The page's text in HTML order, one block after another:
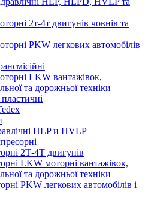
2т-4т двигунів човнів та
PKW легкових автомобілів
LKW вантажівок,
та дорожньої техніки
HLP и HVLP
2Т-4Т двигунів
LKW моторні вантажівок,
та дорожньої техніки
PKW легкових автомобілів і